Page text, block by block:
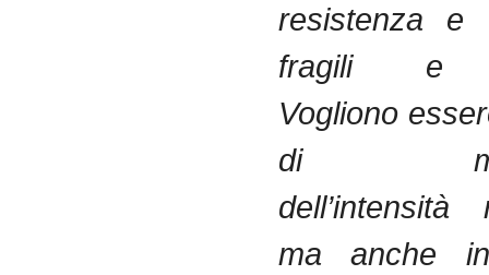
resistenza e
fragili e
Vogliono
di
dell’intensità
ma anche